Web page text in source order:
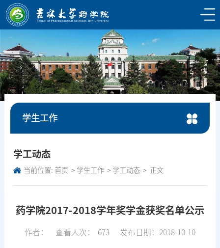
学生工作
学工动态
当前位置: 首页 学生工作 学工动态 正文
药学院2017-2018学年奖学金获奖名单公示
作者： 查看人次： 673 发布日期：2018-10-10